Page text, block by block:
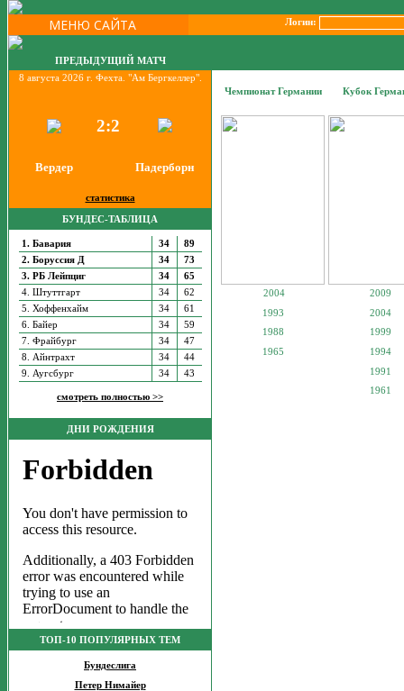
МЕНЮ САЙТА Логин:
ПРЕДЫДУЩИЙ МАТЧ
8 августа 2026 г. Фехта. "Ам Бергкеллер".
2:2
Вердер Падерборн
статистика
БУНДЕС-ТАБЛИЦА
1. Бавария 34
89
2. Боруссия Д
34
73
3. РБ Лейпциг
34
65
4. Штуттгарт
34
62
5. Хоффенхайм
34
61
6. Байер
34
59
7. Фрайбург
34
47
8. Айнтрахт
34
44
9. Аугсбург
34 43
смотреть полностью >>
ДНИ РОЖДЕНИЯ
ТОП-10 ПОПУЛЯРНЫХ ТЕМ
Бундеслига
Петер Нимайер
Чемпионат Германии Кубок
2004
1993
1988
1965
2009
2004
1999
1994
1991
1961